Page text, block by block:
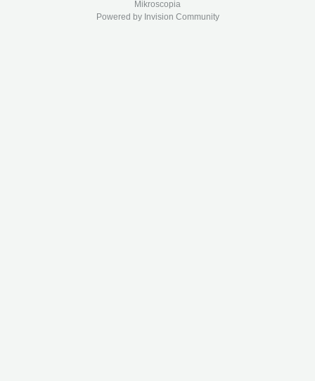
Mikroscopia
Powered by Invision Community